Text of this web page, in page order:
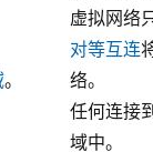
。
虚拟网络
对等互连
络。
任何连接
域中。